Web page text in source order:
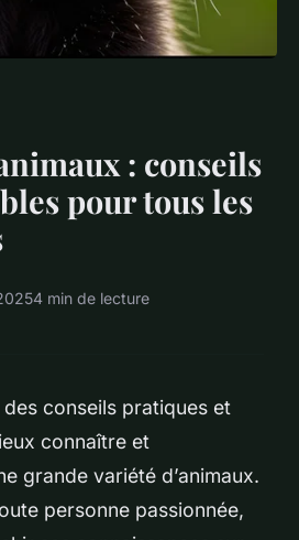
: conseils
pour tous les
4 min de lecture
conseils pratiques et
connaître et
grande variété d’animaux.
personne passionnée,